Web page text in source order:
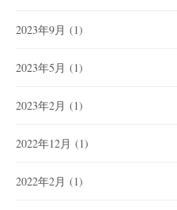
2023年9月 (1)
2023年5月 (1)
2023年2月 (1)
2022年12月 (1)
2022年2月 (1)